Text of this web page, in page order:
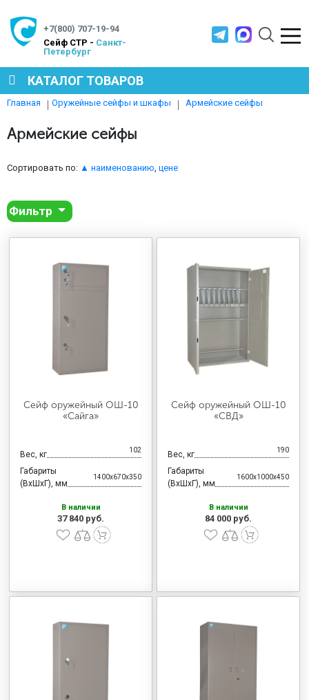
+7(800) 707-19-94
Cейф СТР - Санкт-
Петербург
КАТАЛОГ ТОВАРОВ
МЕТАЛЛИЧЕСКАЯ МЕБЕЛЬ
МЕТАЛЛИЧЕСКИЕ СТЕЛЛАЖИ
ПРОИЗВОДСТВЕННАЯ МЕБЕЛЬ
МЕДИЦИНСКАЯ МЕБЕЛЬ
ОФИСНАЯ МЕБЕЛЬ
МЕБЕЛЬ ДЛЯ ДОМА
МЕБЕЛЬ ДЛЯ СТОЛОВЫХ
Главная Оружейные сейфы и шкафы Армейские сейфы
Армейские сейфы
Сортировать по: ▲ наименованию цене
Фильтр
Сейф оружейный ОШ-10
«Сайга»
Вес, кг 102
Габариты
(ВхШхГ), мм
1400x670x350
В наличии
37 840 руб.
Сейф оружейный ОШ-10
«СВД»
Вес, кг 190
Габариты
(ВхШхГ), мм
1600x1000x450
В наличии
84 000 руб.